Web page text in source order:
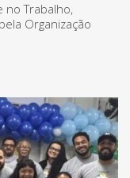
no Trabalho,
Organização